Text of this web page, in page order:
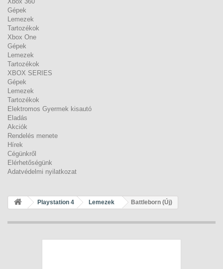
Gépek
Lemezek
Tartozékok
Xbox One
Gépek
Lemezek
Tartozékok
XBOX SERIES
Gépek
Lemezek
Tartozékok
Elektromos Gyermek kisautó
Eladás
Akciók
Rendelés menete
Hírek
Cégünkről
Elérhetőségünk
Adatvédelmi nyilatkozat
Playstation 4 Lemezek Battleborn (Új)